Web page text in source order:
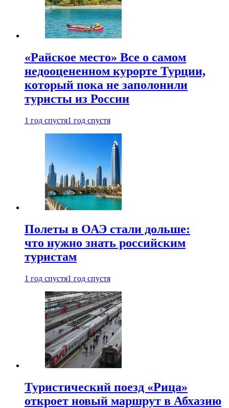
«Райское место» Все о самом
недооцененном курорте Турции,
который пока не заполонили
туристы из России
1 год спустя1 год спустя
Полеты в ОАЭ стали дольше:
что нужно знать российским
туристам
1 год спустя1 год спустя
Туристический поезд «Рица»
откроет новый маршрут в Абхазию